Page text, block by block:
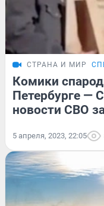
СТРАНА И МИР
Комики
Петербурге —
новости СВО
5 апреля, 2023, 22:05